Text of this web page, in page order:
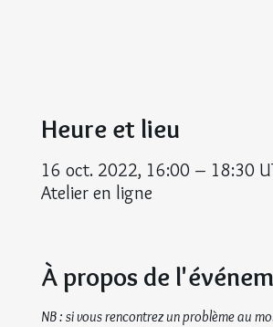
Heure et lieu
16 oct. 2022, 16:00 – 18:30
Atelier en ligne
À propos de
NB : si vous rencontrez un problème au